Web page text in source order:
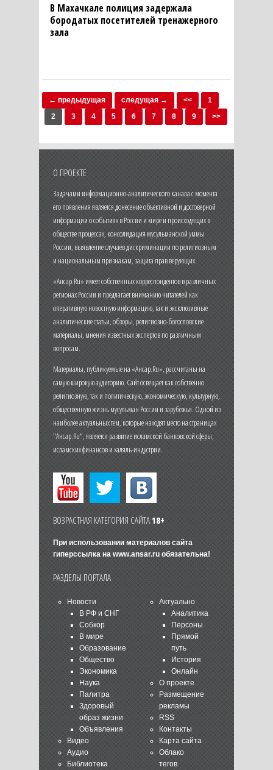
В Махачкале полиция задержала
бородатых посетителей тренажерного
зала
← предыдущая следущая → <<
1
2
3 4 5 6 7 8 9 >>
О ПРОЕКТЕ
Задачами информационно-аналитического канала с момента
его появления является донесение объективной и достоверной
информации о событиях в России и мире и происходящих в
обществе процессах, консолидация мусульманской уммы
России, выявление случаев дискриминации по религиозным
и национальным признакам, защита прав верующих.
«Ансар.Ru» имеет собственных корреспондентов в различных
регионах России и предлагает вниманию читателей как
оперативную новостную информацию, так и эксклюзивные
аналитические статьи, обзоры, религиозно-богословские
материалы, мнения известных экспертов по различным
вопросам.
Материалы, публикуемые на «Ансар.Ru», рассчитаны на
самую широкую аудиторию. Сайт освещает как собственно
религиозную, так и политическую, экономическую, культурную,
общественную жизнь мусульман России и зарубежья. Одной из
наиболее актуальных тем, которые находят место на страницах
"Ансар.Ru", является развитие исламской банковской сферы,
исламских финансов и халяль-индустрии.
ВОЗРАСТНАЯ КАТЕГОРИЯ САЙТА18+
При использовании материалов сайта
гиперссылка на www.ansar.ruобязательна!
РАЗДЕЛЫ ПОРТАЛА
Новости
В РФ и СНГ
Собкор
В мире
Образование
Общество
Экономика
Наука
Палитра
Здоровый
образ жизни
Объявления
Видео
Аудио
Библиотека
Актуально
Аналитика
Персоны
Прямой
путь
История
Онлайн
О проекте
Размещение
рекламы
RSS
Контакты
Карта сайта
Облако
тегов